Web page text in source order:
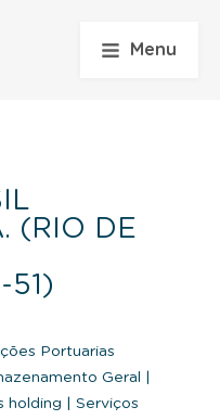
Menu
(RIO DE
51)
Portuarias
Geral
holding
Serviços